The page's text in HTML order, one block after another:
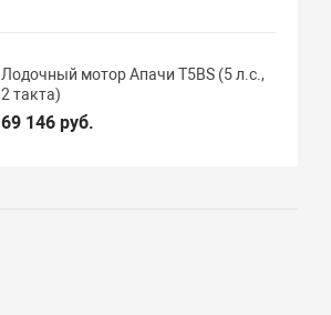
Лодочный мотор Апачи T5BS (5 л.с.,
2 такта)
69 146 руб.